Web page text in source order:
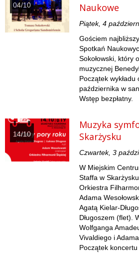
04/10
Naukowe
Piątek, 4
Gościem
Spotkań
Sokołowski, który
muzycznej
Początek
października w
Wstęp bezpłatny.
14/10
Muzyka
Skarżysku
Czwartek, 3
W Miejskim
Staffa w
Orkiestra
Adama
Agatą Kielar-
Długoszem (flet).
Wolfganga
Vivaldiego i
Początek